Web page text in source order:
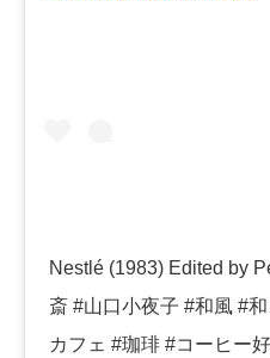
Nestlé (1983) Edited by
斎 #山口小夜子 #和風 #
カフェ #珈琲 #コーヒー